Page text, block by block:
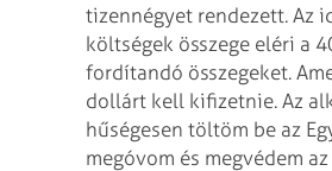
tizennégyet rendezett. Az
költségek összege eléri a
fordítandó összegeket.
dollárt kell kifizetnie. Az
hűségesen töltöm be az
megóvom és megvédem